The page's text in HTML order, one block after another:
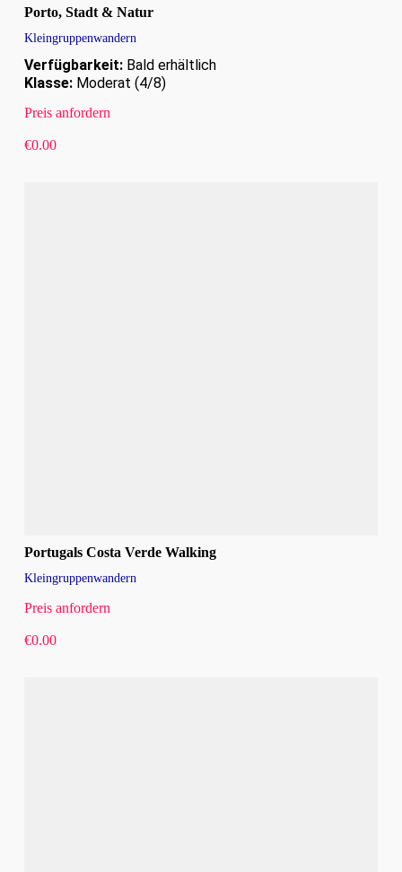
Porto, Stadt & Natur
Kleingruppenwandern
Verfügbarkeit:Bald erhältlich
Klasse:Moderat (4/8)
Preis anfordern
€0.00
Portugals Costa Verde Walking
Kleingruppenwandern
Preis anfordern
€0.00